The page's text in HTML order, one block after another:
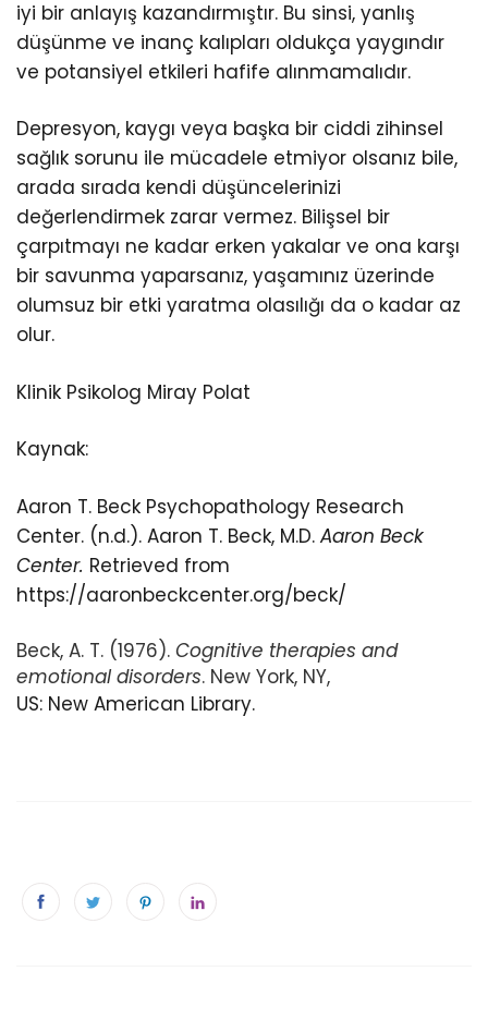
iyi bir anlayış kazandırmıştır. Bu sinsi, yanlış
düşünme ve inanç kalıpları oldukça yaygındır
ve potansiyel etkileri hafife alınmamalıdır.
Depresyon, kaygı veya başka bir ciddi zihinsel
sağlık sorunu ile mücadele etmiyor olsanız bile,
arada sırada kendi düşüncelerinizi
değerlendirmek zarar vermez. Bilişsel bir
çarpıtmayı ne kadar erken yakalar ve ona karşı
bir savunma yaparsanız, yaşamınız üzerinde
olumsuz bir etki yaratma olasılığı da o kadar az
olur.
Klinik Psikolog Miray Polat
Kaynak:
Aaron T. Beck Psychopathology Research
Center. (n.d.). Aaron T. Beck, M.D. Aaron Beck
Center. Retrieved from
https://aaronbeckcenter.org/beck/
Beck, A. T. (1976). Cognitive therapies and
emotional disorders. New York, NY,
US: New American Library.